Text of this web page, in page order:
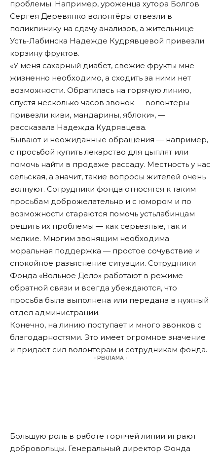
проблемы. Например, уроженца хутора Болгов
Сергея Деревянко волонтёры отвезли в
поликлинику на сдачу анализов, а жительнице
Усть-Лабинска Надежде Кудрявцевой привезли
корзину фруктов.
«У меня сахарный диабет, свежие фрукты мне
жизненно необходимо, а сходить за ними нет
возможности. Обратилась на горячую линию,
спустя несколько часов звонок — волонтеры
привезли киви, мандарины, яблоки», —
рассказала Надежда Кудрявцева.
Бывают и неожиданные обращения — например,
с просьбой купить лекарство для цыплят или
помочь найти в продаже рассаду. Местность у нас
сельская, а значит, такие вопросы жителей очень
волнуют. Сотрудники фонда относятся к таким
просьбам доброжелательно и с юмором и по
возможности стараются помочь устьлабинцам
решить их проблемы — как серьезные, так и
мелкие. Многим звонящим необходима
моральная поддержка — простое сочувствие и
спокойное разъяснение ситуации. Сотрудники
Фонда «Вольное Дело» работают в режиме
обратной связи и всегда убеждаются, что
просьба была выполнена или передана в нужный
отдел администрации.
Конечно, на линию поступает и много звонков с
благодарностями. Это имеет огромное значение
и придаёт сил волонтерам и сотрудникам фонда.
- РЕКЛАМА -
Большую роль в работе горячей линии играют
добровольцы. Генеральный директор Фонда